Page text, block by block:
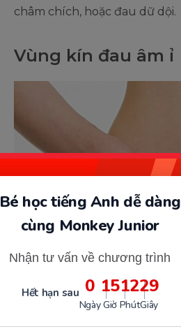
Bé học tiếng Anh dễ dàng
cùng Monkey Junior
Nhận tư vấn về chương trình
Hết hạn sau 0
Ngày
15
Giờ
12
Phút
28
Giây
châm chích, hoặc đau dữ dội.
Vùng kín đau âm ỉ